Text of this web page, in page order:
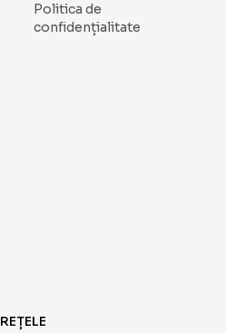
Politica de
confidențialitate
REȚELE